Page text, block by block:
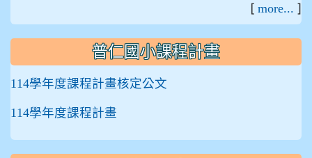
[ more... ]
普仁國小課程計畫
114學年度課程計畫核定公文
114學年度課程計畫